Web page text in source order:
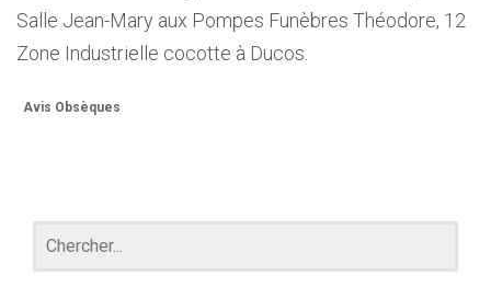
Salle Jean-Mary aux Pompes Funèbres Théodore, 12
Zone Industrielle cocotte à Ducos.
Avis Obsèques